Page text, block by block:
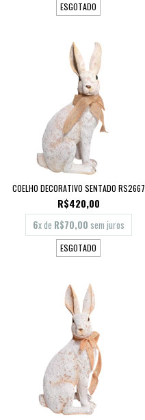
ESGOTADO
COELHO DECORATIVO SENTADO RS2667
R$420,00
6x de R$70,00 sem juros
ESGOTADO